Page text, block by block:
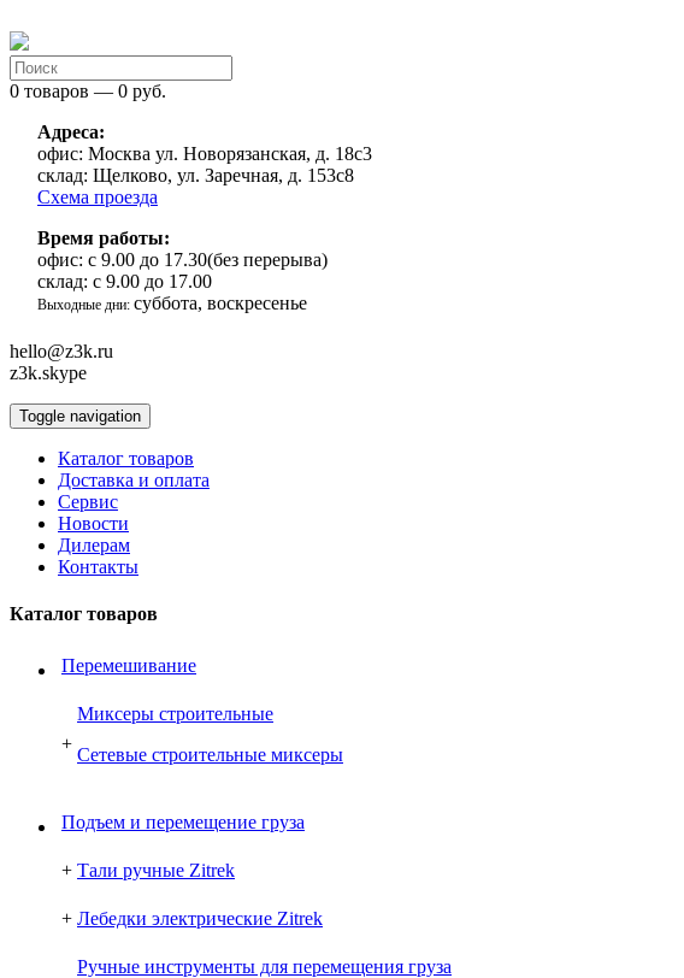
0 товаров — 0 руб.
Адреса:
офис: Москва ул. Новорязанская, д. 18с3
склад: Щелково, ул. Заречная, д. 153с8
Схема проезда
Время работы:
офис: с 9.00 до 17.30(без перерыва)
склад: с 9.00 до 17.00
Выходные дни: суббота, воскресенье
hello@z3k.ru
z3k.skype
Toggle navigation
Каталог товаров
Доставка и оплата
Сервис
Новости
Дилерам
Контакты
Каталог товаров
Перемешивание
+
Миксеры строительные
Сетевые строительные миксеры
Подъем и перемещение груза
+ Тали ручные Zitrek
+ Лебедки электрические Zitrek
Ручные инструменты для перемещения груза